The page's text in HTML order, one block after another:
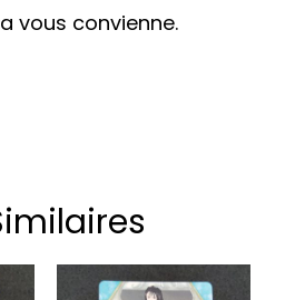
vous convienne.